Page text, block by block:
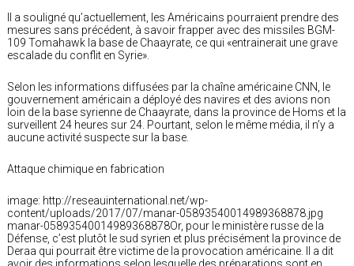
Il a souligné qu’actuellement, les Américains pourraient prendre des
mesures sans précédent, à savoir frapper avec des missiles BGM-
109 Tomahawk la base de Chaayrate, ce qui «entrainerait une grave
escalade du conflit en Syrie».
Selon les informations diffusées par la chaîne américaine CNN, le
gouvernement américain a déployé des navires et des avions non
loin de la base syrienne de Chaayrate, dans la province de Homs et la
surveillent 24 heures sur 24. Pourtant, selon le même média, il n’y a
aucune activité suspecte sur la base.
Attaque chimique en fabrication
image: http://reseauinternational.net/wp-
content/uploads/2017/07/manar-05893540014989368878.jpg
manar-05893540014989368878Or, pour le ministère russe de la
Défense, c’est plutôt le sud syrien et plus précisément la province de
Deraa qui pourrait être victime de la provocation américaine. Il a dit
avoir des informations selon lesquelle des préparations sont en